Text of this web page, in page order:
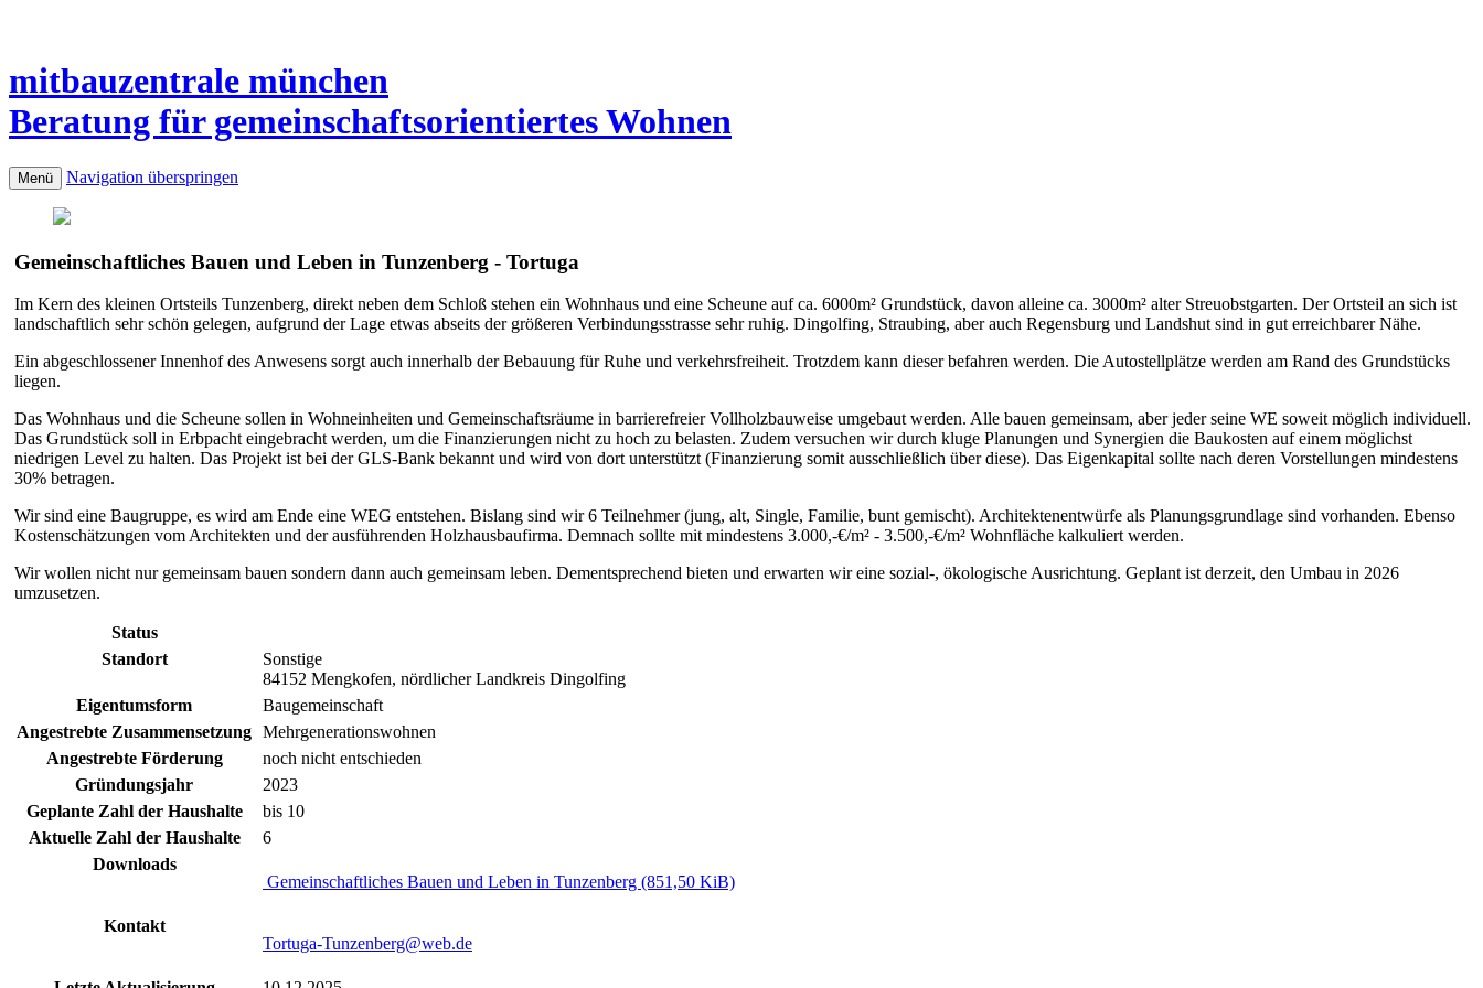
mitbauzentrale münchen
Beratung für gemeinschaftsorientiertes Wohnen
Menü Navigation überspringen
Gemeinschaftliches Bauen und Leben in Tunzenberg - Tortuga
Im Kern des kleinen Ortsteils Tunzenberg, direkt neben dem Schloß stehen ein Wohnhaus und eine Scheune auf ca. 6000m² Grundstück, davon alleine ca. 3000m² alter Streuobstgarten. Der Ortsteil an sich ist
landschaftlich sehr schön gelegen, aufgrund der Lage etwas abseits der größeren Verbindungsstrasse sehr ruhig. Dingolfing, Straubing, aber auch Regensburg und Landshut sind in gut erreichbarer Nähe.
Ein abgeschlossener Innenhof des Anwesens sorgt auch innerhalb der Bebauung für Ruhe und verkehrsfreiheit. Trotzdem kann dieser befahren werden. Die Autostellplätze werden am Rand des Grundstücks
liegen.
Das Wohnhaus und die Scheune sollen in Wohneinheiten und Gemeinschaftsräume in barrierefreier Vollholzbauweise umgebaut werden. Alle bauen gemeinsam, aber jeder seine WE soweit möglich individuell.
Das Grundstück soll in Erbpacht eingebracht werden, um die Finanzierungen nicht zu hoch zu belasten. Zudem versuchen wir durch kluge Planungen und Synergien die Baukosten auf einem möglichst
niedrigen Level zu halten. Das Projekt ist bei der GLS-Bank bekannt und wird von dort unterstützt (Finanzierung somit ausschließlich über diese). Das Eigenkapital sollte nach deren Vorstellungen mindestens
30% betragen.
Wir sind eine Baugruppe, es wird am Ende eine WEG entstehen. Bislang sind wir 6 Teilnehmer (jung, alt, Single, Familie, bunt gemischt). Architektenentwürfe als Planungsgrundlage sind vorhanden. Ebenso
Kostenschätzungen vom Architekten und der ausführenden Holzhausbaufirma. Demnach sollte mit mindestens 3.000,-€/m² - 3.500,-€/m² Wohnfläche kalkuliert werden.
Wir wollen nicht nur gemeinsam bauen sondern dann auch gemeinsam leben. Dementsprechend bieten und erwarten wir eine sozial-, ökologische Ausrichtung. Geplant ist derzeit, den Umbau in 2026
umzusetzen.
Status
Standort
Sonstige
84152 Mengkofen, nördlicher Landkreis Dingolfing
Eigentumsform
Baugemeinschaft
Angestrebte Zusammensetzung Mehrgenerationswohnen
Angestrebte Förderung
noch nicht entschieden
Gründungsjahr
2023
Geplante Zahl der Haushalte
bis 10
Aktuelle Zahl der Haushalte
6
Downloads
Gemeinschaftliches Bauen und Leben in Tunzenberg (851,50 KiB)
Kontakt
Tortuga-Tunzenberg@web.de